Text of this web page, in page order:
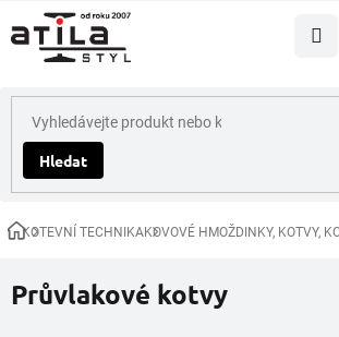
na
obsah
Hledat
DomůKOTEVNÍ TECHNIKAKOVOVÉ HMOŽDINKY, KOTVY,
Průvlakové kotvy